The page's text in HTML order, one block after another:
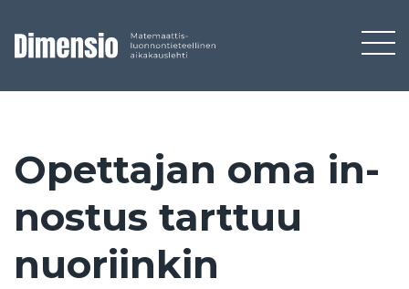
Opet­ta­jan oma in­
nos­tus tart­tuu
nuo­riin­kin